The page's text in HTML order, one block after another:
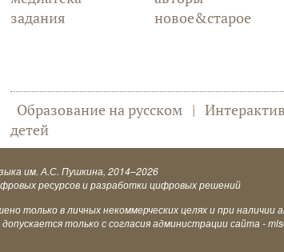
задания
новое&старое
Образование на русском |
детей
им. А.С. Пушкина, 2014–2026
ресурсов и разработки цифровых решений
только в личных некоммерческих целях и при наличии
только с согласия администрации сайта -